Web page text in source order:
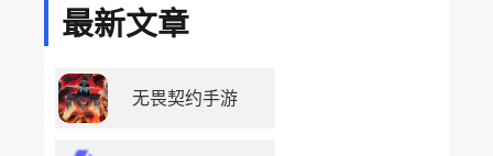
最新文章
无畏契约手游